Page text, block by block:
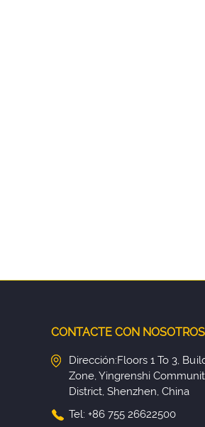
CONTACTE CON NOSOTROS
Dirección:Floors 1 To 3,
Zone, Yingrenshi
District, Shenzhen, China
Tel: +86 755 26622500